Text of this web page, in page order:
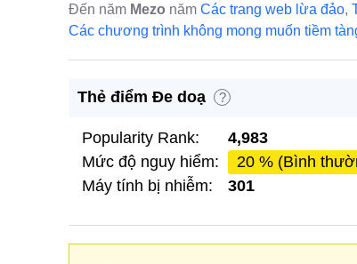
Đến năm Mezo năm Các trang web lừa đảo,
Các chương trình không mong muốn tiềm
Thẻ điểm Đe doạ ?
Popularity Rank:
4,983
Mức độ nguy hiểm:
20 % (Bình
Máy tính bị nhiễm:
301